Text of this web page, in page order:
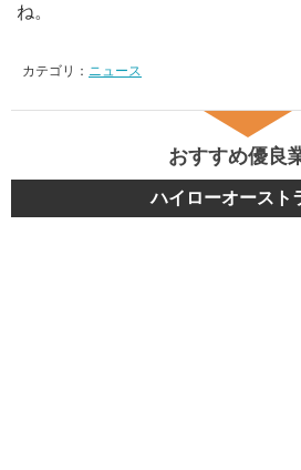
ね。
カテゴリ： ニュース
おすすめ優良
ハイローオースト